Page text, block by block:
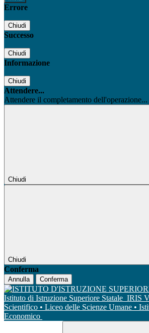
Errore
Chiudi
Successo
Chiudi
Informazione
Chiudi
Attendere...
Attendere il completamento dell'operazione...
Chiudi
Chiudi
Conferma
Annulla Conferma
Istituto di Istruzione Superiore Statale IRIS
Scientifico • Liceo delle Scienze Umane •
Economico